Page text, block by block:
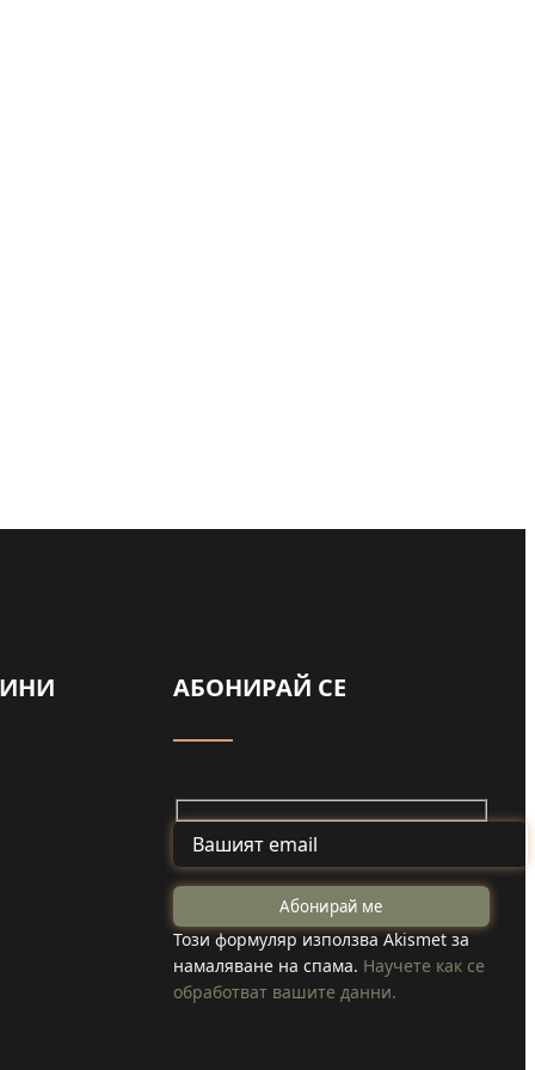
Майка и дъщеря
от Туден
създадоха
козметика с
АБОНИРАЙ СЕ
Този формуляр използва Akismet за
намаляване на спама. Научете как се
обработват вашите данни.